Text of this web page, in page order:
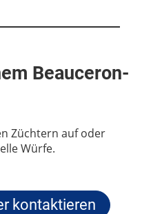
Beauceron-
Züchtern auf oder
Würfe.
kontaktieren